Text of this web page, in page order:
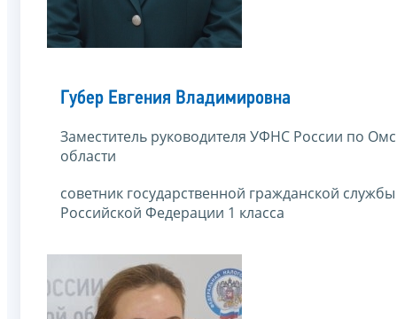
Губер Евгения Владимировна
Заместитель руководителя УФНС России по
области
советник государственной гражданской службы
Российской Федерации 1 класса